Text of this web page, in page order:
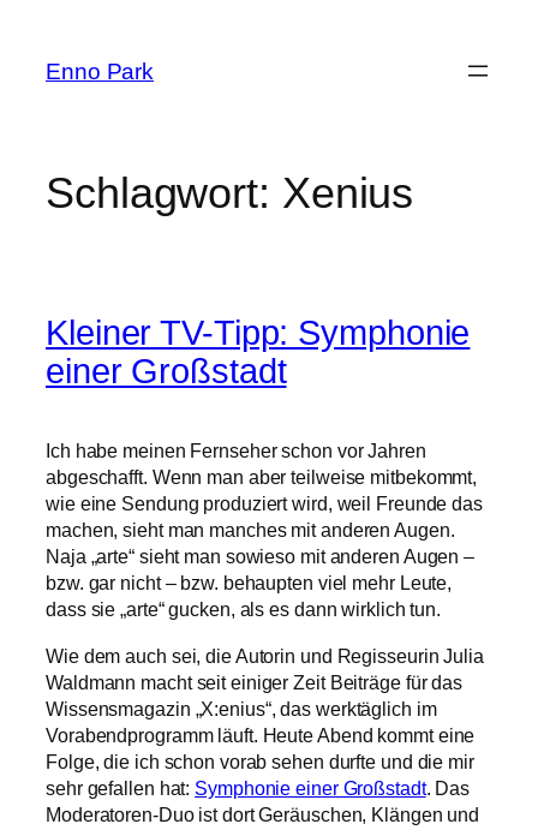
springen
Enno Park
Schlagwort: Xenius
Kleiner TV-Tipp: Symphonie
einer Großstadt
Ich habe meinen Fernseher schon vor Jahren
abgeschafft. Wenn man aber teilweise mitbekommt,
wie eine Sendung produziert wird, weil Freunde das
machen, sieht man manches mit anderen Augen.
Naja „arte“ sieht man sowieso mit anderen Augen –
bzw. gar nicht – bzw. behaupten viel mehr Leute,
dass sie „arte“ gucken, als es dann wirklich tun.
Wie dem auch sei, die Autorin und Regisseurin Julia
Waldmann macht seit einiger Zeit Beiträge für das
Wissensmagazin „X:enius“, das werktäglich im
Vorabendprogramm läuft. Heute Abend kommt eine
Folge, die ich schon vorab sehen durfte und die mir
sehr gefallen hat: Symphonie einer Großstadt. Das
Moderatoren-Duo ist dort Geräuschen, Klängen und